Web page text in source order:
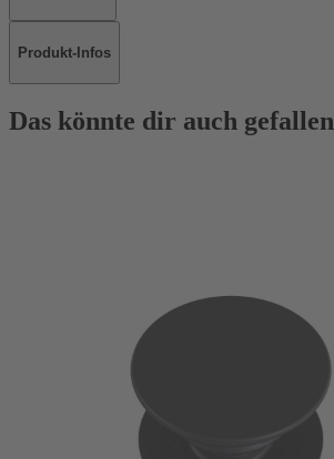
Produkt-Infos
Das könnte dir auch gefallen